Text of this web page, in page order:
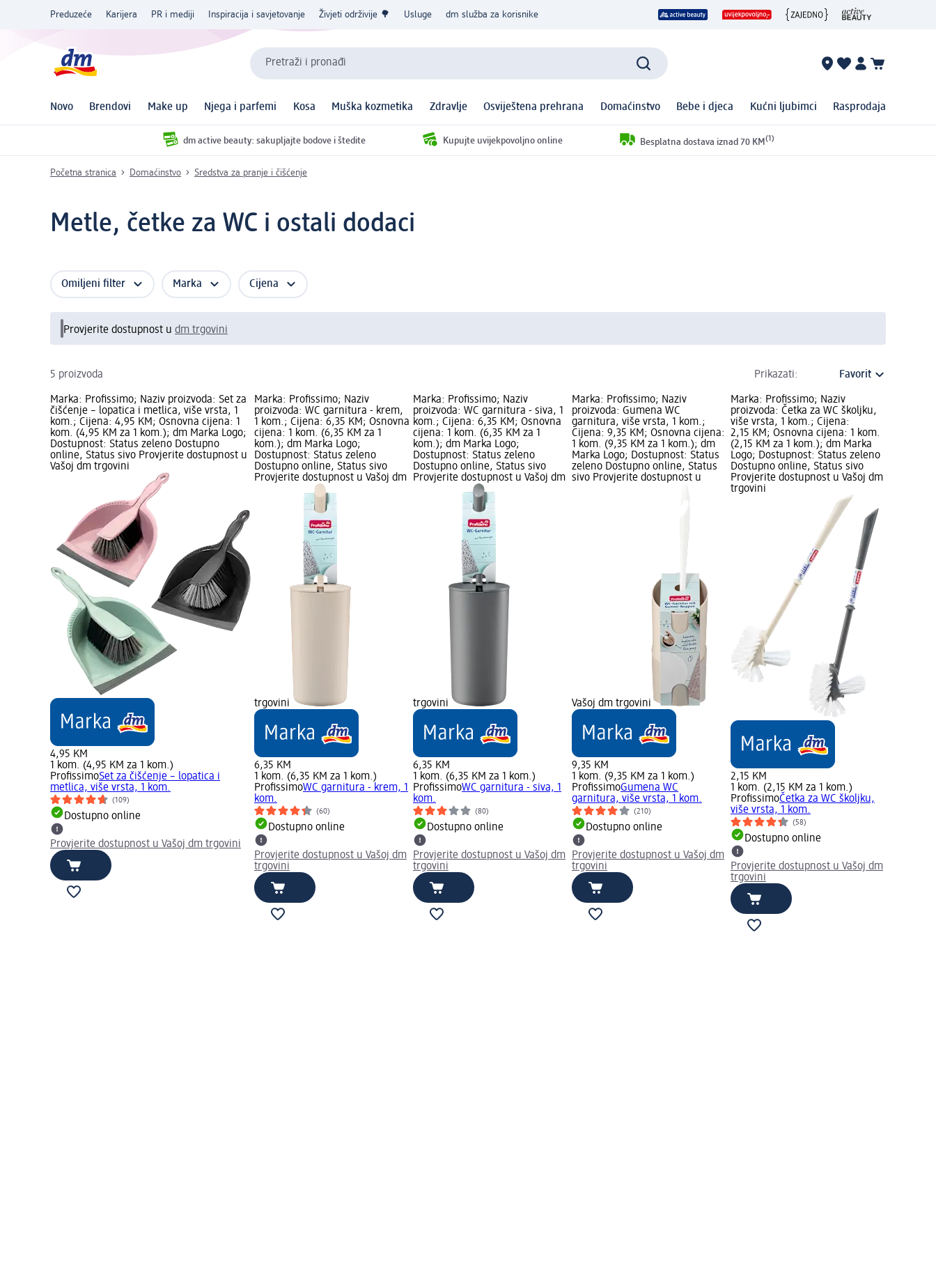
Preduzeće Karijera PR i mediji Inspiracija i savjetovanje Živjeti održivije 🌳 Usluge dm služba za korisnike
Pretraži i pronađi
Novo Brendovi Make up Njega i parfemi Kosa Muška kozmetika Zdravlje Osviještena prehrana Domaćinstvo Bebe i djeca Kućni ljubimci Rasprodaja
dm active beauty: sakupljajte bodove i štedite Kupujte uvijekpovoljno online Besplatna dostava iznad 70 KM (1)
Početna stranica Domaćinstvo Sredstva za pranje i čišćenje
Metle, četke za WC i ostali dodaci
Omiljeni filter Marka Cijena
Provjerite dostupnost u dm trgovini
5 proizvoda Prikazati:
Marka: Profissimo; Naziv proizvoda: Set za
čišćenje – lopatica i metlica, više vrsta, 1
kom.; Cijena: 4,95 KM; Osnovna cijena: 1
kom. (4,95 KM za 1 kom.); dm Marka Logo;
Dostupnost: Status zeleno Dostupno
online, Status sivo Provjerite dostupnost u
Vašoj dm trgovini
4,95 KM
1 kom. (4,95 KM za 1 kom.)
ProfissimoSet za čišćenje – lopatica i
metlica, više vrsta, 1 kom.
(109)
Dostupno online
Provjerite dostupnost u Vašoj dm trgovini
Marka: Profissimo; Naziv
proizvoda: WC garnitura - krem,
1 kom.; Cijena: 6,35 KM; Osnovna
cijena: 1 kom. (6,35 KM za 1
kom.); dm Marka Logo;
Dostupnost: Status zeleno
Dostupno online, Status sivo
Provjerite dostupnost u Vašoj dm
trgovini
6,35 KM
1 kom. (6,35 KM za 1 kom.)
ProfissimoWC garnitura - krem, 1
kom.
(60)
Dostupno online
Provjerite dostupnost u Vašoj dm
trgovini
Marka: Profissimo; Naziv
proizvoda: WC garnitura - siva, 1
kom.; Cijena: 6,35 KM; Osnovna
cijena: 1 kom. (6,35 KM za 1
kom.); dm Marka Logo;
Dostupnost: Status zeleno
Dostupno online, Status sivo
Provjerite dostupnost u Vašoj dm
trgovini
6,35 KM
1 kom. (6,35 KM za 1 kom.)
ProfissimoWC garnitura - siva, 1
kom.
(80)
Dostupno online
Provjerite dostupnost u Vašoj dm
trgovini
Marka: Profissimo; Naziv
proizvoda: Gumena WC
garnitura, više vrsta, 1 kom.;
Cijena: 9,35 KM; Osnovna cijena:
1 kom. (9,35 KM za 1 kom.); dm
Marka Logo; Dostupnost: Status
zeleno Dostupno online, Status
sivo Provjerite dostupnost u
Vašoj dm trgovini
9,35 KM
1 kom. (9,35 KM za 1 kom.)
ProfissimoGumena WC
garnitura, više vrsta, 1 kom.
(210)
Dostupno online
Provjerite dostupnost u Vašoj dm
trgovini
Marka: Profissimo; Naziv
proizvoda: Četka za WC školjku,
više vrsta, 1 kom.; Cijena:
2,15 KM; Osnovna cijena: 1 kom.
(2,15 KM za 1 kom.); dm Marka
Logo; Dostupnost: Status zeleno
Dostupno online, Status sivo
Provjerite dostupnost u Vašoj dm
trgovini
2,15 KM
1 kom. (2,15 KM za 1 kom.)
ProfissimoČetka za WC školjku,
više vrsta, 1 kom.
(58)
Dostupno online
Provjerite dostupnost u Vašoj dm
trgovini